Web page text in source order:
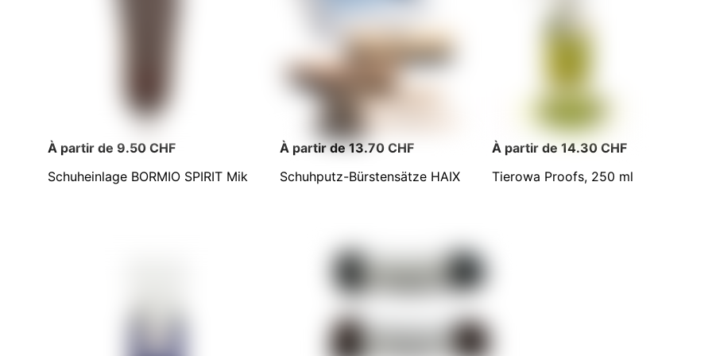
À partir de 9.50 CHF
Schuheinlage BORMIO SPIRIT Mik
À partir de 13.70 CHF
Schuhputz-Bürstensätze HAIX
À partir de 14.30 CHF
Tierowa Proofs, 250 ml